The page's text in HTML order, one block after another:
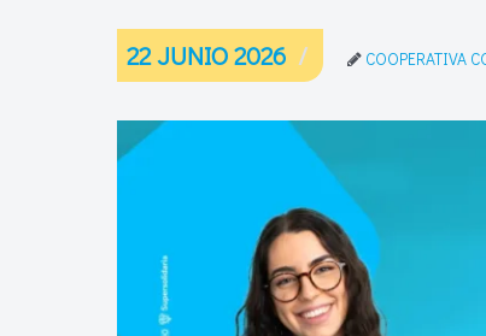
22 JUNIO 2026 COOPERATIVA